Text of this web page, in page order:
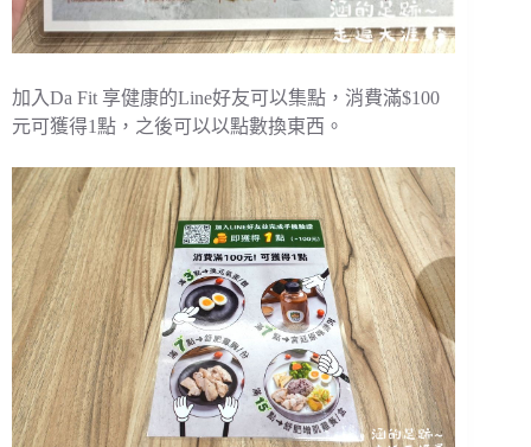
加入Da Fit 享健康的Line好友可以集點，消費滿$100
元可獲得1點，之後可以以點數換東西。